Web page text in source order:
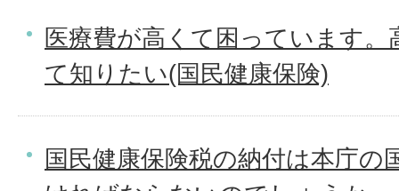
医療費が高くて困っています。
て知りたい(国民健康保険)
国民健康保険税の納付は本庁の